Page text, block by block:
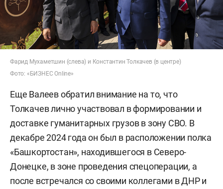
Фарид Мухаметшин (слева) и Константин Толкачев (в центре)
Фото: «БИЗНЕС Online»
Еще Валеев обратил внимание на то, что
Толкачев лично участвовал в формировании и
доставке гуманитарных грузов в зону СВО. В
декабре 2024 года он был в расположении полка
«Башкортостан», находившегося в Северо-
Донецке, в зоне проведения спецоперации, а
после встречался со своими коллегами в ДНР и